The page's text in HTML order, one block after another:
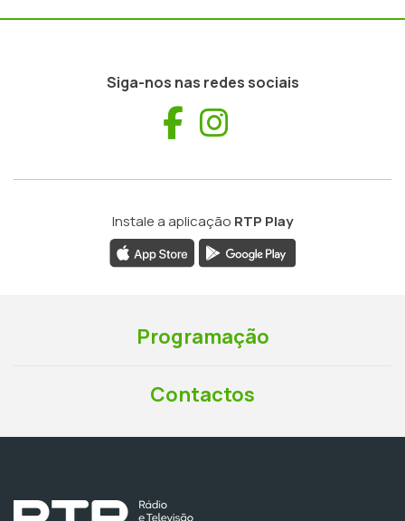
Siga-nos nas redes sociais
Facebook
Instale a aplicação RTP Play
Programação
Contactos